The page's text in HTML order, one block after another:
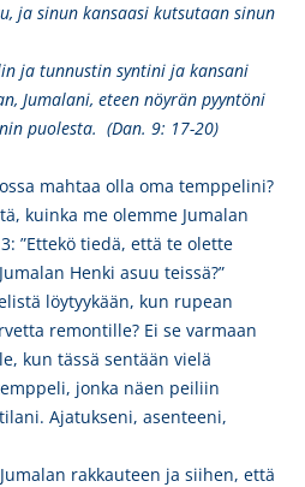
ja sinun kansaasi kutsutaan sinun
ja tunnustin syntini ja kansani
Jumalani, eteen nöyrän pyyntöni
puolesta. (Dan. 9: 17-20)
mahtaa olla oma temppelini?
kuinka me olemme Jumalan
”Ettekö tiedä, että te olette
Henki asuu teissä?”
löytyykään, kun rupean
remontille? Ei se varmaan
kun tässä sentään vielä
jonka näen peiliin
Ajatukseni, asenteeni,
rakkauteen ja siihen, että